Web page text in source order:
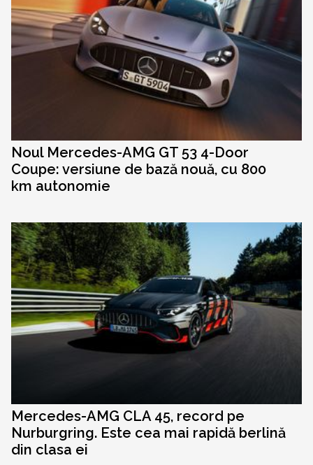
Noul Mercedes-AMG GT 53 4-Door
Coupe: versiune de bază nouă, cu 800
km autonomie
Mercedes-AMG CLA 45, record pe
Nurburgring. Este cea mai rapidă berlină
din clasa ei